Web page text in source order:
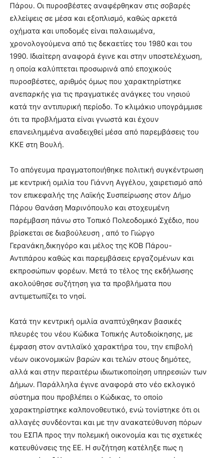
Πάρου. Οι πυροσβέστες αναφέρθηκαν στις σοβαρές
ελλείψεις σε μέσα και εξοπλισμό, καθώς αρκετά
οχήματα και υποδομές είναι παλαιωμένα,
χρονολογούμενα από τις δεκαετίες του 1980 και του
1990. Ιδιαίτερη αναφορά έγινε και στην υποστελέχωση,
η οποία καλύπτεται προσωρινά από εποχικούς
πυροσβέστες, αριθμός όμως που χαρακτηρίστηκε
ανεπαρκής για τις πραγματικές ανάγκες του νησιού
κατά την αντιπυρική περίοδο. Το κλιμάκιο υπογράμμισε
ότι τα προβλήματα είναι γνωστά και έχουν
επανειλημμένα αναδειχθεί μέσα από παρεμβάσεις του
ΚΚΕ στη Βουλή.
Το απόγευμα πραγματοποιήθηκε πολιτική συγκέντρωση
με κεντρική ομιλία του Γιάννη Αγγέλου, χαιρετισμό από
τον επικεφαλής της Λαϊκής Συσπείρωσης στον Δήμο
Πάρου Θανάση Μαρινόπουλο και στοχευμένη
παρέμβαση πάνω στο Τοπικό Πολεοδομικό Σχέδιο, που
βρίσκεται σε διαβούλευση , από το Γιώργο
Γερανάκη,δικηγόρο και μέλος της ΚΟΒ Πάρου-
Αντιπάρου καθώς και παρεμβάσεις εργαζομένων και
εκπροσώπων φορέων. Μετά το τέλος της εκδήλωσης
ακολούθησε συζήτηση για τα προβλήματα που
αντιμετωπίζει το νησί.
Κατά την κεντρική ομιλία αναπτύχθηκαν βασικές
πλευρές του νέου Κώδικα Τοπικής Αυτοδιοίκησης, με
έμφαση στον αντιλαϊκό χαρακτήρα του, την επιβολή
νέων οικονομικών βαρών και τελών στους δημότες,
αλλά και στην περαιτέρω ιδιωτικοποίηση υπηρεσιών των
Δήμων. Παράλληλα έγινε αναφορά στο νέο εκλογικό
σύστημα που προβλέπει ο Κώδικας, το οποίο
χαρακτηρίστηκε καλπονοθευτικό, ενώ τονίστηκε ότι οι
αλλαγές συνδέονται και με την ανακατεύθυνση πόρων
του ΕΣΠΑ προς την πολεμική οικονομία και τις σχετικές
κατευθύνσεις της ΕΕ. Η συζήτηση κατέληξε πως η